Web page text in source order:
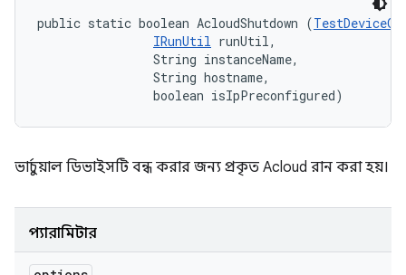
public static boolean AcloudShutdown (
IRunUtil runUtil,
                String instanceName,
                String hostname,
                boolean isIpPreconfigured)
ভার্চুয়াল ডিভাইসটি বন্ধ করার জন্য প্রকৃত Acloud রান করা হয়।
প্যারামিটার